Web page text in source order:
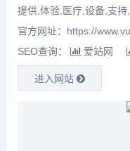
提供,体验,医疗,设备,支
官方网址：https://
SEO查询：
爱站网
进入网站